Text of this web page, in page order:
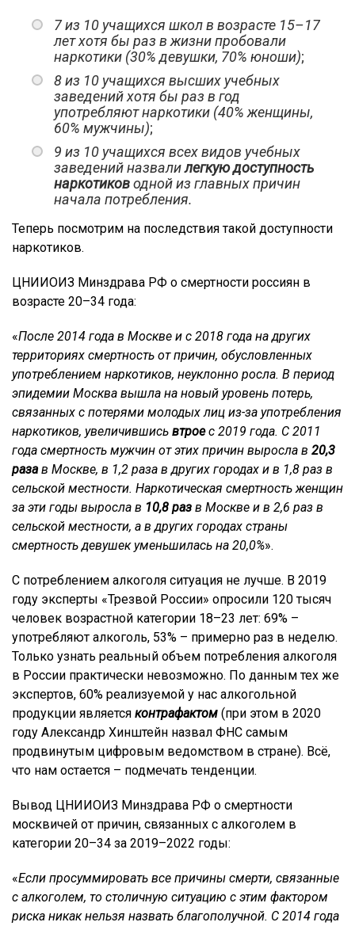
7 из 10 учащихся школ в возрасте 15–17
лет хотя бы раз в жизни пробовали
наркотики (30% девушки, 70% юноши);
8 из 10 учащихся высших учебных
заведений хотя бы раз в год
употребляют наркотики (40% женщины,
60% мужчины);
9 из 10 учащихся всех видов учебных
заведений назвалилегкую доступность
наркотиководной из главных причин
начала потребления.
Теперь посмотрим на последствия такой доступности
наркотиков.
ЦНИИОИЗ Минздрава РФ о смертности россиян в
возрасте 20–34 года:
«После 2014 года в Москве и с 2018 года на других
территориях смертность от причин, обусловленных
употреблением наркотиков, неуклонно росла. В период
эпидемии Москва вышла на новый уровень потерь,
связанных с потерями молодых лиц из-за употребления
наркотиков, увеличившись втроес 2019 года. С 2011
года смертность мужчин от этих причин выросла в 20,3
разав Москве, в 1,2 раза в других городах и в 1,8 раз в
сельской местности. Наркотическая смертность женщин
за эти годы выросла в 10,8 раз в Москве и в 2,6 раз в
сельской местности, а в других городах страны
смертность девушек уменьшилась на 20,0%».
С потреблением алкоголя ситуация не лучше. В 2019
году эксперты «Трезвой России» опросили 120 тысяч
человек возрастной категории 18–23 лет: 69% –
употребляют алкоголь, 53% – примерно раз в неделю.
Только узнать реальный объем потребления алкоголя
в России практически невозможно. По данным тех же
экспертов, 60% реализуемой у нас алкогольной
продукции является контрафактом (при этом в 2020
году Александр Хинштейн назвал ФНС самым
продвинутым цифровым ведомством в стране). Всё,
что нам остается – подмечать тенденции.
Вывод ЦНИИОИЗ Минздрава РФ о смертности
москвичей от причин, связанных с алкоголем в
категории 20–34 за 2019–2022 годы:
«Если просуммировать все причины смерти, связанные
с алкоголем, то столичную ситуацию с этим фактором
риска никак нельзя назвать благополучной. С 2014 года